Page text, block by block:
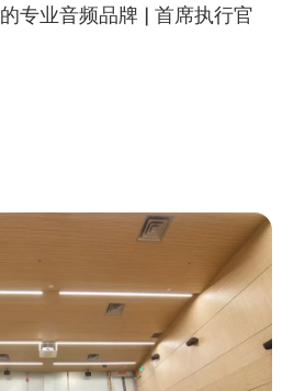
专业音频品牌 | 首席执行官